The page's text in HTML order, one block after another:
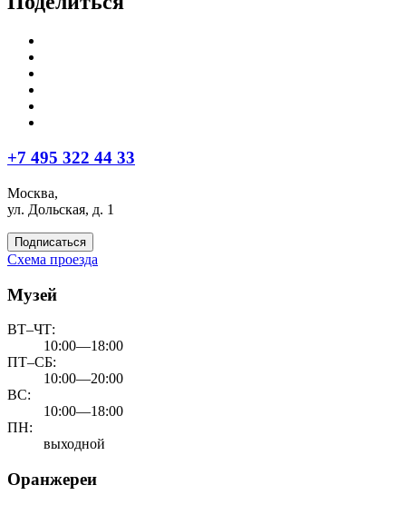
+7 495 322 44 33
Москва,
ул. Дольская, д. 1
Подписаться
Схема проезда
Музей
ВТ–ЧТ:
10:00—18:00
ПТ–СБ:
10:00—20:00
ВС:
10:00—18:00
ПН:
выходной
Оранжереи